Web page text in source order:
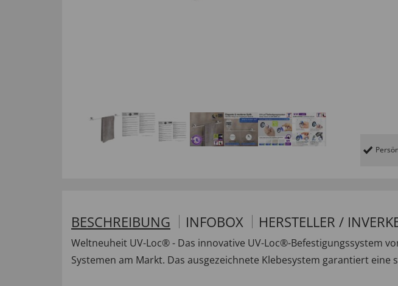
BESCHREIBUNG INFOBOX HERSTELLER /
Weltneuheit UV-Loc® - Das innovative UV-Loc®-Befestigungssystem
Systemen am Markt. Das ausgezeichnete Klebesystem garantiert